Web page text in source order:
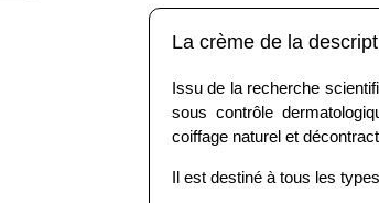
La crème de la
Issu de la recherche
sous contrôle
coiffage naturel et
Il est destiné à tous les